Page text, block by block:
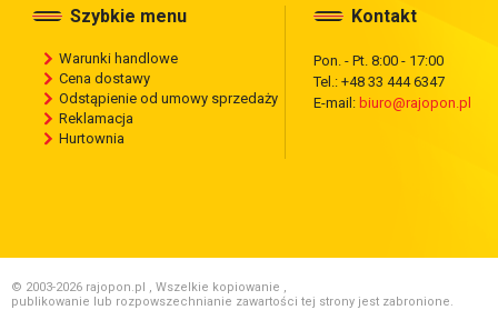
Szybkie menu
Warunki handlowe
Cena dostawy
Odstąpienie od umowy sprzedaży
Reklamacja
Hurtownia
Kontakt
Pon. - Pt. 8:00 - 17:00
Tel.: +48 33 444 6347
E-mail: biuro@rajopon.pl
© 2003-2026 rajopon.pl , Wszelkie kopiowanie ,
publikowanie lub rozpowszechnianie zawartości tej strony jest zabronione.